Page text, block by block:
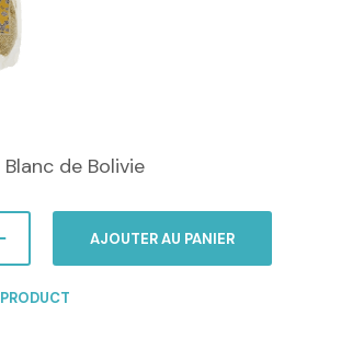
de Bolivie
AJOUTER AU PANIER